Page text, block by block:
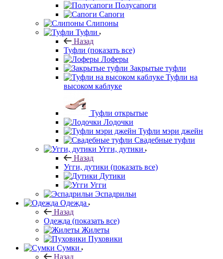
Полусапоги
Сапоги
Слипоны
Туфли
Назад
Туфли (показать все)
Лоферы
Закрытые туфли
Туфли на
высоком каблуке
Туфли открытые
Лодочки
Туфли мэри джейн
Свадебные туфли
Угги, дутики
Назад
Угги, дутики (показать все)
Дутики
Угги
Эспадрильи
Одежда
Назад
Одежда (показать все)
Жилеты
Пуховики
Сумки
Назад